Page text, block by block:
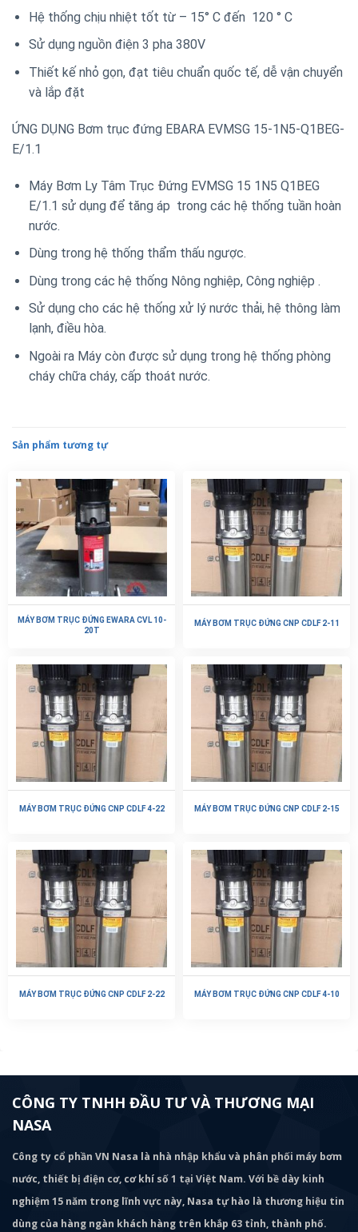
Hệ thống chịu nhiệt tốt từ – 15° C đến 120 ° C
Sử dụng nguồn điện 3 pha 380V
Thiết kế nhỏ gọn, đạt tiêu chuẩn quốc tế, dễ vận chuyển
và lắp đặt
ỨNG DỤNG Bơm trục đứng EBARA EVMSG 15-1N5-Q1BEG-
E/1.1
Máy Bơm Ly Tâm Trục Đứng EVMSG 15 1N5 Q1BEG
E/1.1 sử dụng để tăng áp trong các hệ thống tuần hoàn
nước.
Dùng trong hệ thống thẩm thấu ngược.
Dùng trong các hệ thống Nông nghiệp, Công nghiệp .
Sử dụng cho các hệ thống xử lý nước thải, hệ thông làm
lạnh, điều hòa.
Ngoài ra Máy còn được sử dụng trong hệ thống phòng
cháy chữa cháy, cấp thoát nước.
Sản phẩm tương tự
MÁY BƠM TRỤC ĐỨNG EWARA CVL 10-
20T
MÁY BƠM TRỤC ĐỨNG CNP CDLF 2-11
MÁY BƠM TRỤC ĐỨNG CNP CDLF 4-22 MÁY BƠM TRỤC ĐỨNG CNP CDLF 2-15
MÁY BƠM TRỤC ĐỨNG CNP CDLF 2-22 MÁY BƠM TRỤC ĐỨNG CNP CDLF 4-10
CÔNG TY TNHH ĐẦU TƯ VÀ THƯƠNG MẠI
NASA
Công ty cổ phần VN Nasa là nhà nhập khẩu và phân phối máy bơm
nước, thiết bị điện cơ, cơ khí số 1 tại Việt Nam. Với bề dày kinh
nghiệm 15 năm trong lĩnh vực này, Nasa tự hào là thương hiệu tin
dùng của hàng ngàn khách hàng trên khắp 63 tỉnh, thành phố.